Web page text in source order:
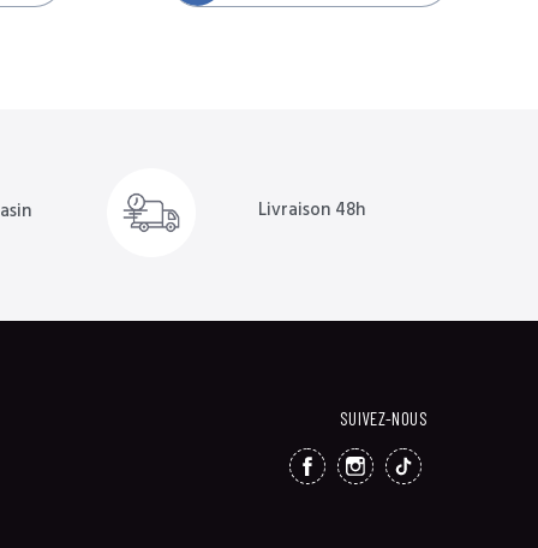
Livraison 48h
SUIVEZ-NOUS
FACEBOOKINSTAGRAM
TIKTOK